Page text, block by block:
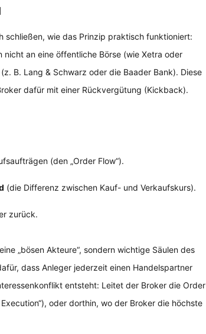
schließen, wie das Prinzip praktisch funktioniert:
an eine öffentliche Börse (wie Xetra oder
B. Lang & Schwarz oder die Baader Bank). Diese
dafür mit einer Rückvergütung (Kickback).
(den „Order Flow“).
(die Differenz zwischen Kauf- und Verkaufskurs).
zurück.
„bösen Akteure“, sondern wichtige Säulen des
dass Anleger jederzeit einen Handelspartner
entsteht: Leitet der Broker die Order
oder dorthin, wo der Broker die höchste